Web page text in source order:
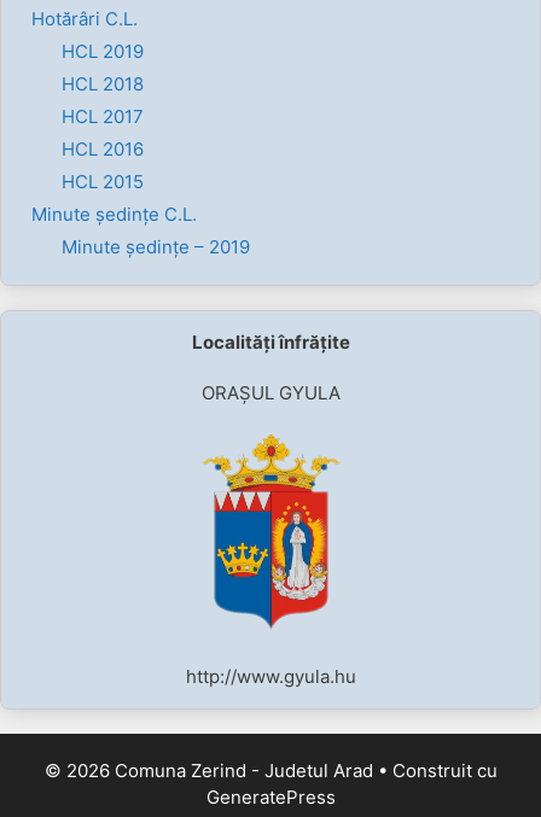
Hotărâri C.L.
HCL 2019
HCL 2018
HCL 2017
HCL 2016
HCL 2015
Minute ședințe C.L.
Minute ședințe – 2019
Localități înfrățite
ORAȘUL GYULA
http://www.gyula.hu
© 2026 Comuna Zerind - Judetul Arad • Construit cu
GeneratePress